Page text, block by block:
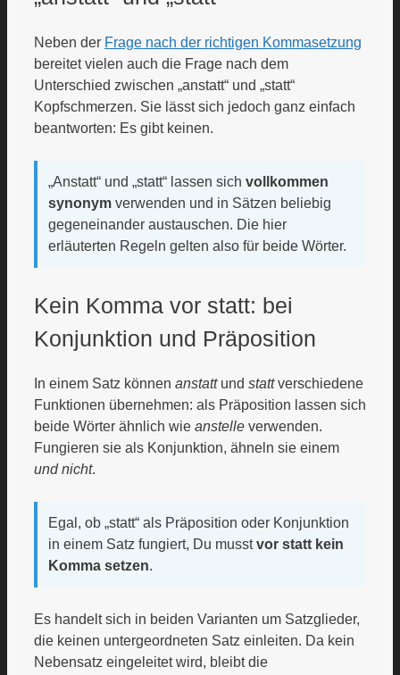
Neben der Frage nach der richtigen Kommasetzung
bereitet vielen auch die Frage nach dem
Unterschied zwischen „anstatt“ und „statt“
Kopfschmerzen. Sie lässt sich jedoch ganz einfach
beantworten: Es gibt keinen.
„Anstatt“ und „statt“ lassen sich vollkommen
synonym verwenden und in Sätzen beliebig
gegeneinander austauschen. Die hier
erläuterten Regeln gelten also für beide Wörter.
Kein Komma vor statt: bei
Konjunktion und Präposition
In einem Satz können anstattund stattverschiedene
Funktionen übernehmen: als Präposition lassen sich
beide Wörter ähnlich wie anstelle verwenden.
Fungieren sie als Konjunktion, ähneln sie einem
und nicht.
Egal, ob „statt“ als Präposition oder Konjunktion
in einem Satz fungiert, Du musstvor statt kein
Komma setzen.
Es handelt sich in beiden Varianten um Satzglieder,
die keinen untergeordneten Satz einleiten. Da kein
Nebensatz eingeleitet wird, bleibt die